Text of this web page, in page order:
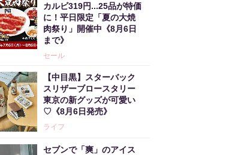
カルビ319円...25品が特価
に！平日限定「夏の大焼
肉祭り」開催中《8月6日
まで》
セール
【中目黒】スターバック
スリザーブロースタリー
東京の新グッズが可愛い
♡《8月6日発売》
ライフ
セブンで「爽」のアイス